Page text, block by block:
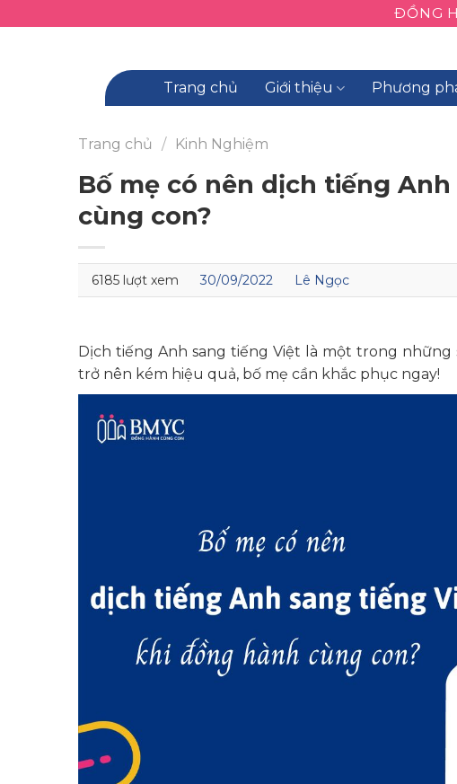
ĐỒNG
Trang chủ Giới thiệu Phương
Trang chủ / Kinh Nghiệm
Bố mẹ có nên dịch tiếng
cùng con?
6185 lượt xem 30/09/2022 Lê Ngọc
Dịch tiếng Anh sang tiếng Việt là một trong
trở nên kém hiệu quả, bố mẹ cần khắc phục ngay!